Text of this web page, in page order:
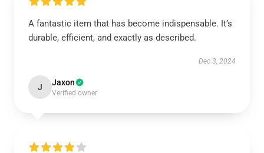
A fantastic item that has become indispensable. It’s
durable, efficient, and exactly as described.
Dec 3, 2024
J Jaxon
Verified owner